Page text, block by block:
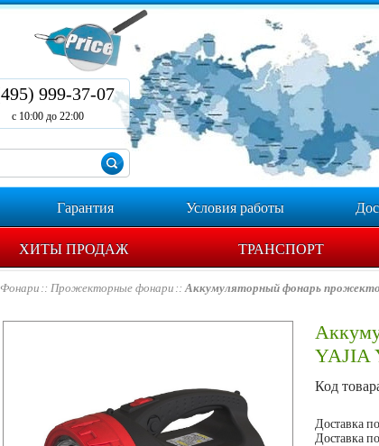
999-37-07
с 10:00 до 22:00
Гарантия Условия работы
ХИТЫ ПРОДАЖ ТРАНСПОРТ
Фонари Прожекторные фонари Аккумуляторный фонарь
YAJIA
Код
Доставка
Доставка